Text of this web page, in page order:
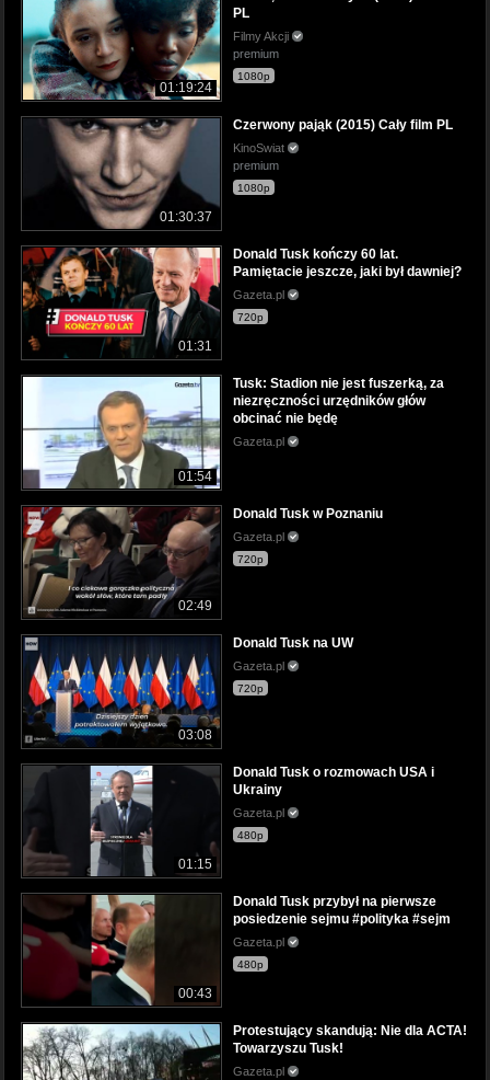
01:19:24
PL
Filmy Akcji
premium
1080p
01:30:37
Czerwony pająk (2015) Cały film PL
KinoSwiat
premium
1080p
01:31
Donald Tusk kończy 60 lat.
Pamiętacie jeszcze, jaki był dawniej?
Gazeta.pl
720p
01:54
Tusk: Stadion nie jest fuszerką, za
niezręczności urzędników głów
obcinać nie będę
Gazeta.pl
02:49
Donald Tusk w Poznaniu
Gazeta.pl
720p
03:08
Donald Tusk na UW
Gazeta.pl
720p
01:15
Donald Tusk o rozmowach USA i
Ukrainy
Gazeta.pl
480p
00:43
Donald Tusk przybył na pierwsze
posiedzenie sejmu #polityka #sejm
Gazeta.pl
480p
Protestujący skandują: Nie dla ACTA!
Towarzyszu Tusk!
Gazeta.pl